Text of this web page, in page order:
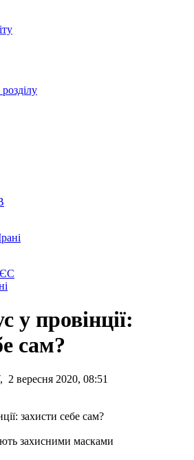
ЄС
у провінції:
сам?
2 вересня 2020, 08:51
захисними масками